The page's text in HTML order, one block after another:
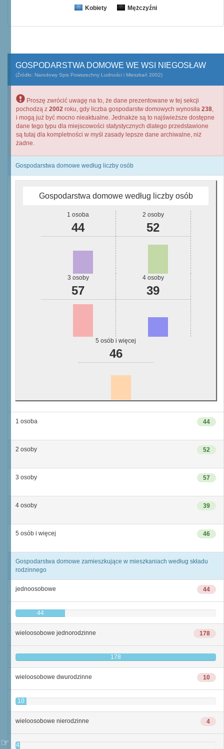
Kobiety Mężczyźni
GOSPODARSTWA DOMOWE WE WSI NIEGOSŁAW
(Źródło: Narodowy Spis Powszechny Ludności i Mieszkań 2002)
Proszę zwrócić uwagę na to, że dane prezentowane w tej sekcji
pochodzą z 2002 roku, gdy liczba gospodarstw domowych wynosiła 238,
i mogą już być mocno nieaktualne. Jednakże są to najświeższe dostępne
dane tego typu dla miejscowości statystycznych dlatego przedstawione
są tutaj dla kompletności w myśl zasady lepsze dane archiwalne, niż
żadne.
Gospodarstwa domowe według liczby osób
Gospodarstwa domowe według liczby osób
1 osoba
44
2 osoby
52
3 osoby
57
4 osoby
39
5 osób i więcej
46
44
1 osoba
52
2 osoby
57
3 osoby
39
4 osoby
46
5 osób i więcej
Gospodarstwa domowe zamieszkujące w mieszkaniach według składu
rodzinnego
44
jednoosobowe
44
178
wieloosobowe jednorodzinne
178
10
wieloosobowe dwurodzinne
10
4
wieloosobowe nierodzinne
4